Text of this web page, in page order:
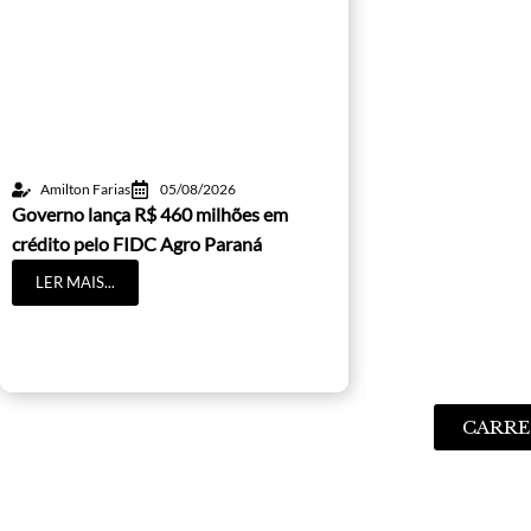
Amilton Farias 05/08/2026
Governo lança R$ 460 milhões em
crédito pelo FIDC Agro Paraná
LER MAIS...